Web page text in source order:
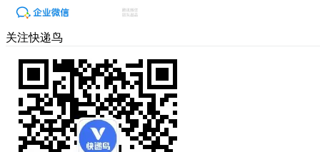
关注快递鸟